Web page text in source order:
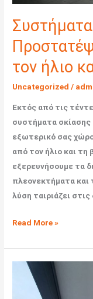
τον ήλιο
Uncategorized /
Εκτός από τις
συστήματα σκίασης
εξωτερικό σας
από τον ήλιο και
εξερευνήσουμε τα
πλεονεκτήματα και
λύση ταιριάζει
Read More »
Πέργκολες: